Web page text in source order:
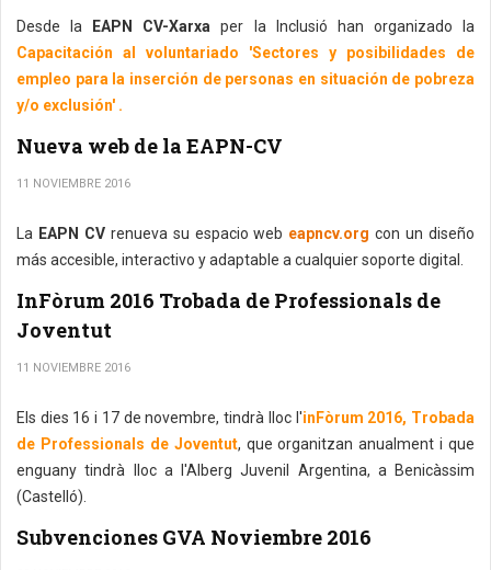
Desde la EAPN CV-Xarxa per la Inclusió han organizado la
Capacitación al voluntariado 'Sectores y posibilidades de
empleo para la inserción de personas en situación de pobreza
y/o exclusión' .
Nueva web de la EAPN-CV
11 NOVIEMBRE 2016
La EAPN CVrenueva su espacio web eapncv.org con un diseño
más accesible, interactivo y adaptable a cualquier soporte digital.
InFòrum 2016 Trobada de Professionals de
Joventut
11 NOVIEMBRE 2016
Els dies 16 i 17 de novembre, tindrà lloc l'inFòrum 2016, Trobada
de Professionals de Joventut, que organitzan anualment i que
enguany tindrà lloc a l'Alberg Juvenil Argentina, a Benicàssim
(Castelló).
Subvenciones GVA Noviembre 2016